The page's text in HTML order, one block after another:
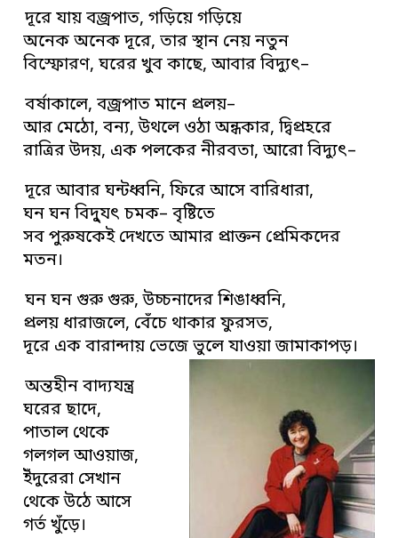
দূরে যায় বজ্রপাত, গড়িয়ে গড়িয়ে
অনেক অনেক দূরে, তার স্থান নেয় নতুন
বিস্ফোরণ, ঘরের খুব কাছে, আবার বিদ্যুৎ–
বর্ষাকালে, বজ্রপাত মানে প্রলয়–
আর মেঠো, বন্য, উথলে ওঠা অন্ধকার, দ্বিপ্রহরে
রাত্রির উদয়, এক পলকের নীরবতা, আরো বিদ্যুৎ–
দূরে আবার ঘন্টধ্বনি, ফিরে আসে বারিধারা,
ঘন ঘন বিদু্যৎ চমক– বৃষ্টিতে
সব পুরুষকেই দেখতে আমার প্রাক্তন প্রেমিকদের
মতন।
ঘন ঘন গুরু গুরু, উচ্চনাদের শিঙাধ্বনি,
প্রলয় ধারাজলে, বেঁচে থাকার ফুরসত,
দূরে এক বারান্দায় ভেজে ভুলে যাওয়া জামাকাপড়।
অন্তহীন বাদ্যযন্ত্র
ঘরের ছাদে,
পাতাল থেকে
গলগল আওয়াজ,
ইঁদুরেরা সেখান
থেকে উঠে আসে
গর্ত খুঁড়ে।